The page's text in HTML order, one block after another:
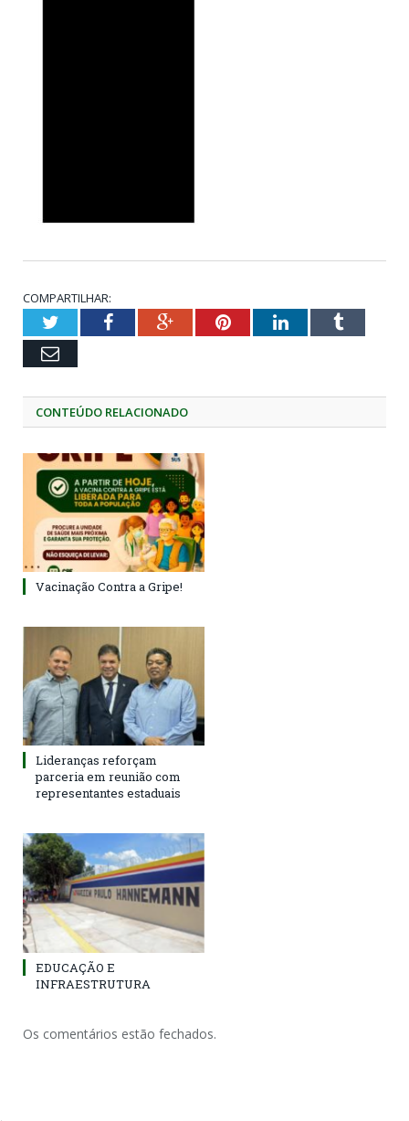
COMPARTILHAR:
TwitterFacebookGoogle+PinterestLinkedInTumblr
Email
CONTEÚDO RELACIONADO
Vacinação Contra a Gripe!
Lideranças reforçam
parceria em reunião com
representantes estaduais
EDUCAÇÃO E
INFRAESTRUTURA
Os comentários estão fechados.